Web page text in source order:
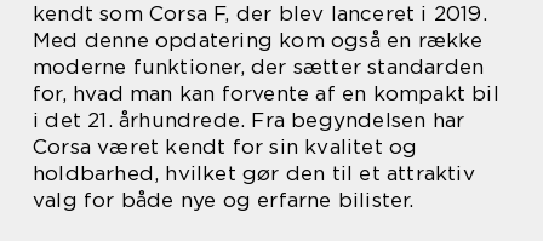
kendt som Corsa F, der blev lanceret i 2019.
Med denne opdatering kom også en række
moderne funktioner, der sætter standarden
for, hvad man kan forvente af en kompakt bil
i det 21. århundrede. Fra begyndelsen har
Corsa været kendt for sin kvalitet og
holdbarhed, hvilket gør den til et attraktiv
valg for både nye og erfarne bilister.